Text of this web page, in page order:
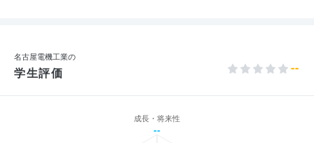
名古屋電機工業の
学生評価 --
成長・将来性
--